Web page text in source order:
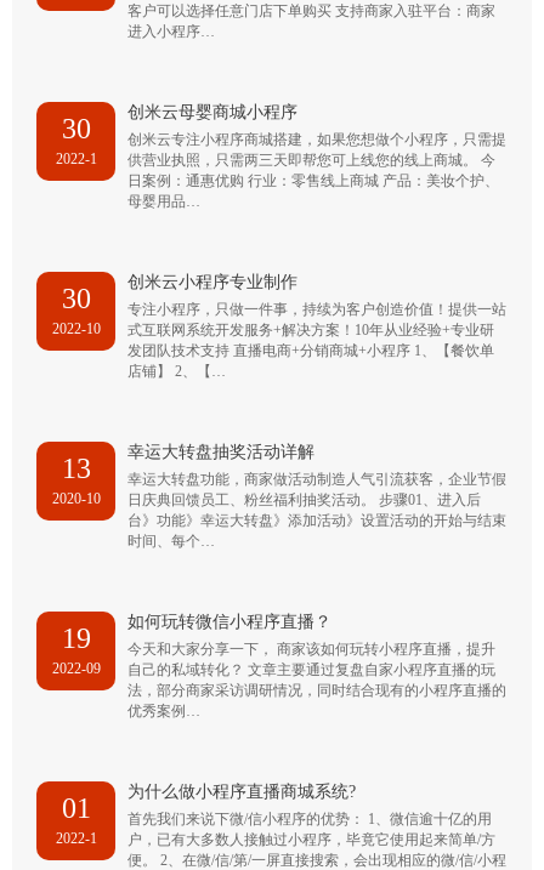
客户可以选择任意门店下单购买 支持商家入驻平台：商家
进入小程序…
30
2022-1
创米云母婴商城小程序
创米云专注小程序商城搭建，如果您想做个小程序，只需提
供营业执照，只需两三天即帮您可上线您的线上商城。 今
日案例：通惠优购 行业：零售线上商城 产品：美妆个护、
母婴用品…
30
2022-10
创米云小程序专业制作
专注小程序，只做一件事，持续为客户创造价值！提供一站
式互联网系统开发服务+解决方案！10年从业经验+专业研
发团队技术支持 直播电商+分销商城+小程序 1、【餐饮单
店铺】 2、【…
13
2020-10
幸运大转盘抽奖活动详解
幸运大转盘功能，商家做活动制造人气引流获客，企业节假
日庆典回馈员工、粉丝福利抽奖活动。 步骤01、进入后
台》功能》幸运大转盘》添加活动》设置活动的开始与结束
时间、每个…
19
2022-09
如何玩转微信小程序直播？
今天和大家分享一下， 商家该如何玩转小程序直播，提升
自己的私域转化？ 文章主要通过复盘自家小程序直播的玩
法，部分商家采访调研情况，同时结合现有的小程序直播的
优秀案例…
01
2022-1
为什么做小程序直播商城系统?
首先我们来说下微/信小程序的优势： 1、微信逾十亿的用
户，已有大多数人接触过小程序，毕竟它使用起来简单/方
便。 2、在微/信/第/一屏直接搜索，会出现相应的微/信/小程